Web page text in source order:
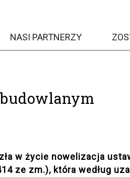
NASI PARTNERZY
w życie nowelizacja
ze zm.), która według